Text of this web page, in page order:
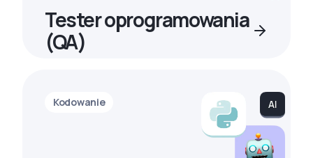
Tester oprogramowania
(QA)
Kodowanie